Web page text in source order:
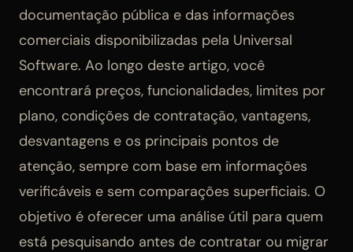
documentação pública e das informações
comerciais disponibilizadas pela Universal
Software. Ao longo deste artigo, você
encontrará preços, funcionalidades, limites por
plano, condições de contratação, vantagens,
desvantagens e os principais pontos de
atenção, sempre com base em informações
verificáveis e sem comparações superficiais. O
objetivo é oferecer uma análise útil para quem
está pesquisando antes de contratar ou migrar